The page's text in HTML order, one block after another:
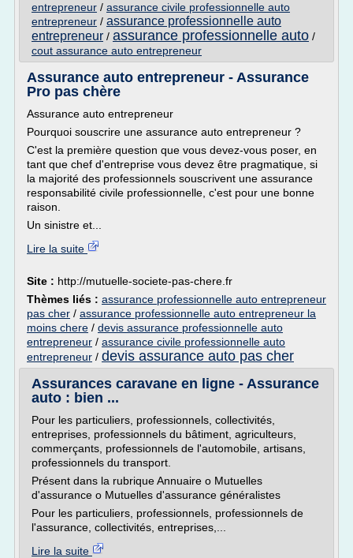
entrepreneur / assurance civile professionnelle auto
entrepreneur / assurance professionnelle auto
entrepreneur / assurance professionnelle auto /
cout assurance auto entrepreneur
Assurance auto entrepreneur - Assurance
Pro pas chère
Assurance auto entrepreneur
Pourquoi souscrire une assurance auto entrepreneur ?
C'est la première question que vous devez-vous poser, en
tant que chef d'entreprise vous devez être pragmatique, si
la majorité des professionnels souscrivent une assurance
responsabilité civile professionnelle, c'est pour une bonne
raison.
Un sinistre et...
Lire la suite
Site : http://mutuelle-societe-pas-chere.fr
Thèmes liés : assurance professionnelle auto entrepreneur
pas cher / assurance professionnelle auto entrepreneur la
moins chere / devis assurance professionnelle auto
entrepreneur / assurance civile professionnelle auto
entrepreneur / devis assurance auto pas cher
Assurances caravane en ligne - Assurance
auto : bien ...
Pour les particuliers, professionnels, collectivités,
entreprises, professionnels du bâtiment, agriculteurs,
commerçants, professionnels de l'automobile, artisans,
professionnels du transport.
Présent dans la rubrique Annuaire o Mutuelles
d'assurance o Mutuelles d'assurance généralistes
Pour les particuliers, professionnels, professionnels de
l'assurance, collectivités, entreprises,...
Lire la suite